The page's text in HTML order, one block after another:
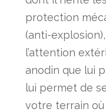
protection
(anti-
l’attention
anodin que lui
lui permet de
votre terrain